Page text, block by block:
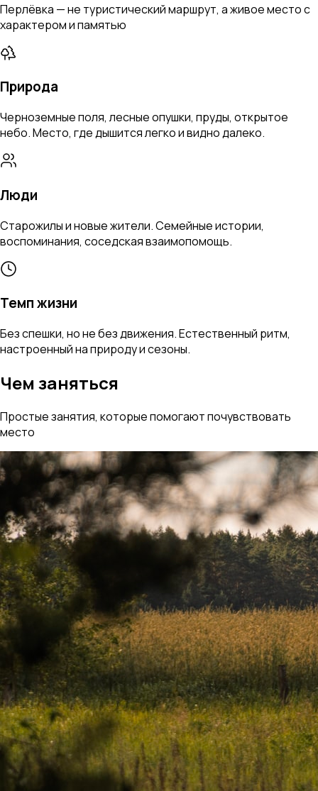
Перлёвка — не туристический маршрут, а живое место с
характером и памятью
Природа
Черноземные поля, лесные опушки, пруды, открытое
небо. Место, где дышится легко и видно далеко.
Люди
Старожилы и новые жители. Семейные истории,
воспоминания, соседская взаимопомощь.
Темп жизни
Без спешки, но не без движения. Естественный ритм,
настроенный на природу и сезоны.
Чем заняться
Простые занятия, которые помогают почувствовать
место